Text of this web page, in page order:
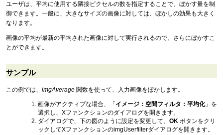
ユーザは、平均に使用する隣接ピクセルの数を指定することで、ぼかす量を制
御できます。一般に、大きなサイズの画像に対しては、ぼかしの効果も大きく
なります。
画像の平均が最新の平均された画像に対して実行されるので、さらにぼかすこ
とができます。
サンプル
この例では、 imgAverage 関数を使って、入力画像をぼかします。
画像がアクティブな場合、「イメージ：空間フィルタ：平均化」を
選択し、Xファンクションのダイアログを開きます。
ダイアログで、下の図のように設定を変更して、 OK ボタンをクリ
ックしてXファンクションのimgUserfilterダイアログを開きます。